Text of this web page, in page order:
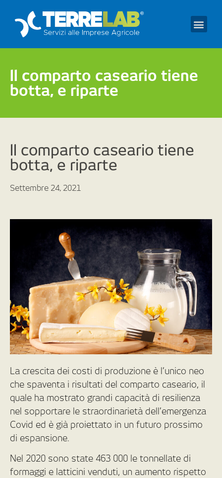
ll comparto caseario tiene
botta, e riparte
ll comparto caseario tiene
botta, e riparte
Settembre 24, 2021
La crescita dei costi di produzione è l’unico neo
che spaventa i risultati del comparto caseario, il
quale ha mostrato grandi capacità di resilienza
nel sopportare le straordinarietà dell’emergenza
Covid ed è già proiettato in un futuro prossimo
di espansione.
Nel 2020 sono state 463 000 le tonnellate di
formaggi e latticini venduti, un aumento rispetto